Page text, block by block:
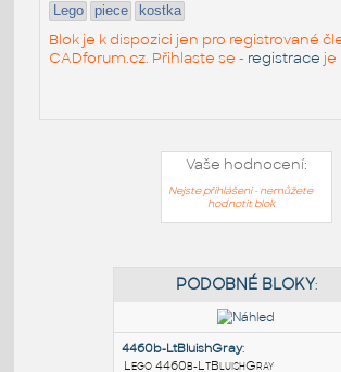
Lego piece kostka
Blok je k dispozici jen pro registrované
CADforum.cz. Přihlaste se - registrace je
Vaše hodnocení:
Nejste přihlášeni - nemůžete
hodnotit blok